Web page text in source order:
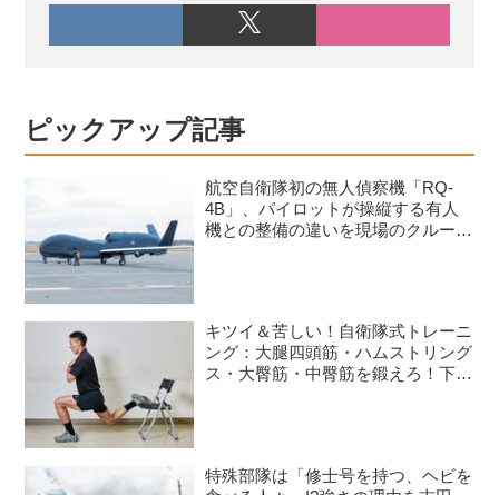
ピックアップ記事
航空自衛隊初の無人偵察機「RQ-
4B」、パイロットが操縦する有人
機との整備の違いを現場のクルーが
キツイ＆苦しい！自衛隊式トレーニ
ング：大腿四頭筋・ハムストリング
ス・大臀筋・中臀筋を鍛えろ！下半
特殊部隊は「修士号を持つ、ヘビを